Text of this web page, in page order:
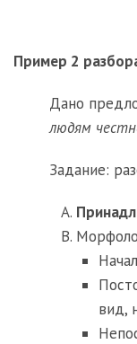
Пример 2
Дано
людям
Задание:
вид,